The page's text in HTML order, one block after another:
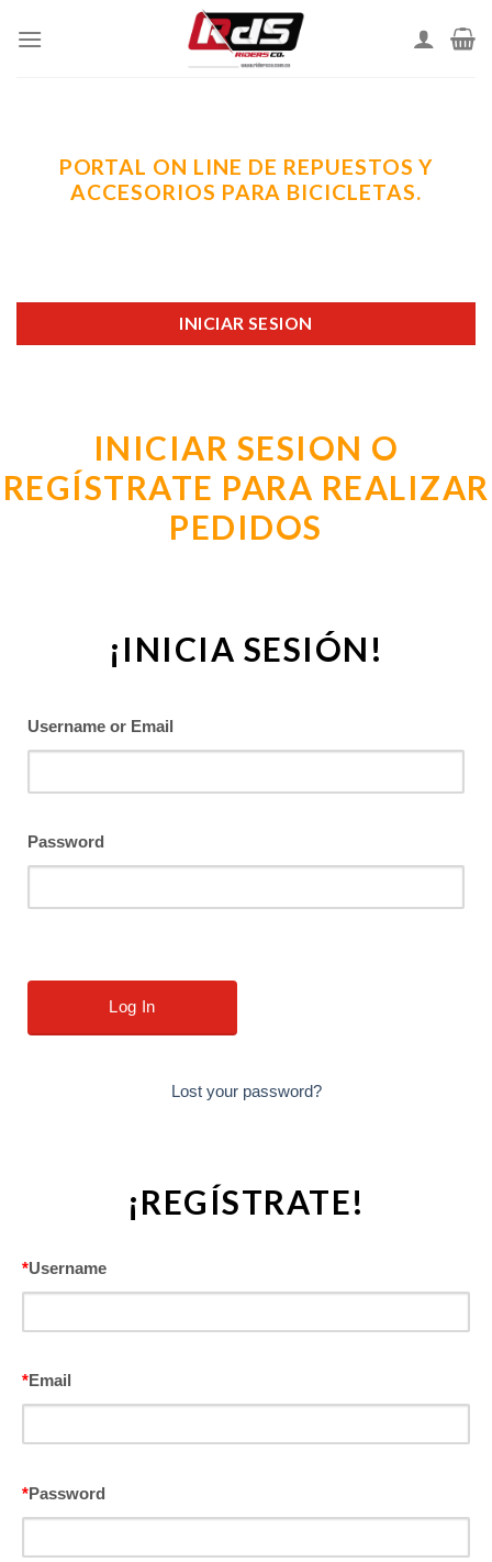
PORTAL ON LINE DE REPUESTOS Y
ACCESORIOS PARA BICICLETAS.
INICIAR SESION
INICIAR SESION O
REGÍSTRATE PARA REALIZAR
PEDIDOS
¡INICIA SESIÓN!
Username or Email
Password
Lost your password?
¡REGÍSTRATE!
*Username
*Email
*Password